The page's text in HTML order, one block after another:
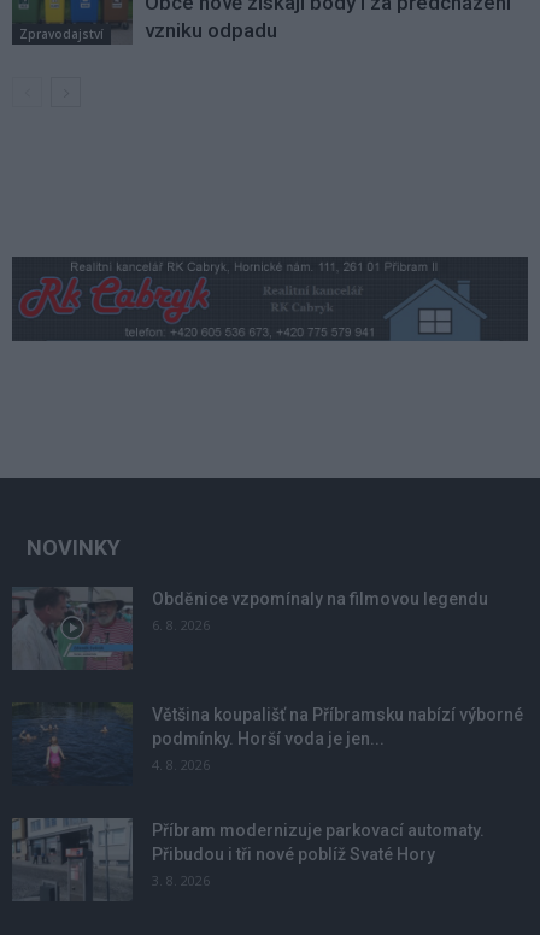
Zpravodajství
vzniku odpadu
NOVINKY
Obděnice vzpomínaly na filmovou legendu
6. 8. 2026
Většina koupališť na Příbramsku nabízí výborné
podmínky. Horší voda je jen...
4. 8. 2026
Příbram modernizuje parkovací automaty.
Přibudou i tři nové poblíž Svaté Hory
3. 8. 2026